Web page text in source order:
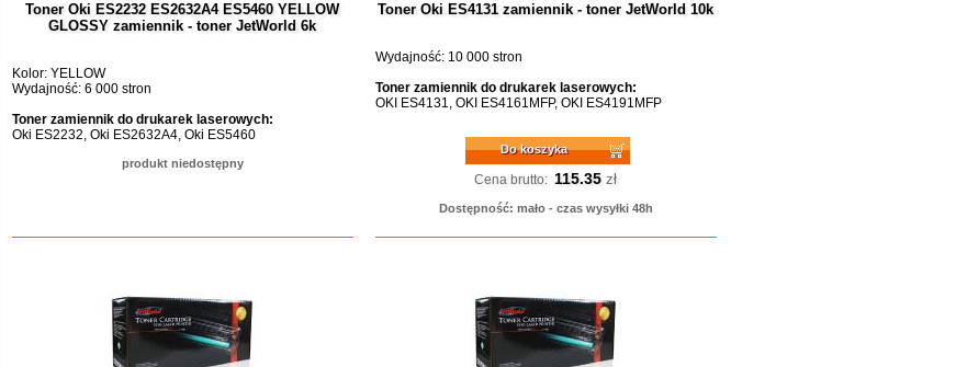
Toner Oki ES2232 ES2632A4 ES5460 YELLOW
GLOSSY zamiennik - toner JetWorld 6k
Kolor: YELLOW
Wydajność: 6 000 stron
Toner zamiennik do drukarek laserowych:
Oki ES2232, Oki ES2632A4, Oki ES5460
produkt niedostępny
Toner Oki ES4131 zamiennik - toner JetWorld 10k
Wydajność: 10 000 stron
Toner zamiennik do drukarek laserowych:
OKI ES4131, OKI ES4161MFP, OKI ES4191MFP
Do koszyka
Cena brutto: 115.35 zł
Dostępność: mało - czas wysyłki 48h